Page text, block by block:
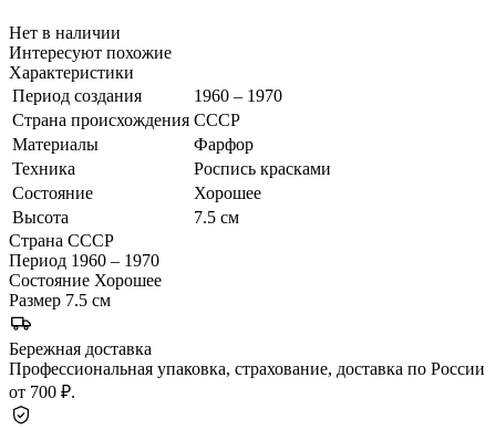
Нет в наличии
Интересуют похожие
Характеристики
Период создания
1960 – 1970
Страна происхождения СССР
Материалы
Фарфор
Техника
Роспись красками
Состояние
Хорошее
Высота
7.5 см
Страна СССР
Период 1960 – 1970
Состояние Хорошее
Размер 7.5 см
Бережная доставка
Профессиональная упаковка, страхование, доставка по России
от 700 ₽.